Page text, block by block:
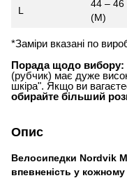
L
44 – 46
(M)
*Заміри вказані по
Порада щодо вибору:
(рубчик) має дуже
шкіра". Якщо ви
обирайте більший
Опис
Велосипедки Nordvik
впевненість у кожному